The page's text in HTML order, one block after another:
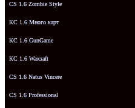
CS 1.6 Zombie Style
КС 1.6 Много карт
КС 1.6 GunGame
КС 1.6 Warcraft
CS 1.6 Natus Vincere
CS 1.6 Professional